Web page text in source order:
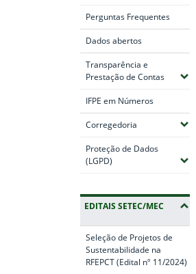
Perguntas Frequentes
Dados abertos
Transparência e
Prestação de Contas
IFPE em Números
Corregedoria (Expandir
Proteção de Dados
(LGPD) (Expandir submenus)
EDITAIS SETEC/MEC
Seleção de Projetos de
Sustentabilidade na
RFEPCT (Edital nº 11/2024)